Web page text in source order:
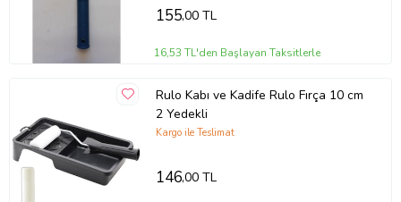
155,00 TL
16,53 TL'den Başlayan Taksitlerle
Rulo Kabı ve Kadife Rulo Fırça 10 cm
2 Yedekli
Kargo ile Teslimat
146,00 TL